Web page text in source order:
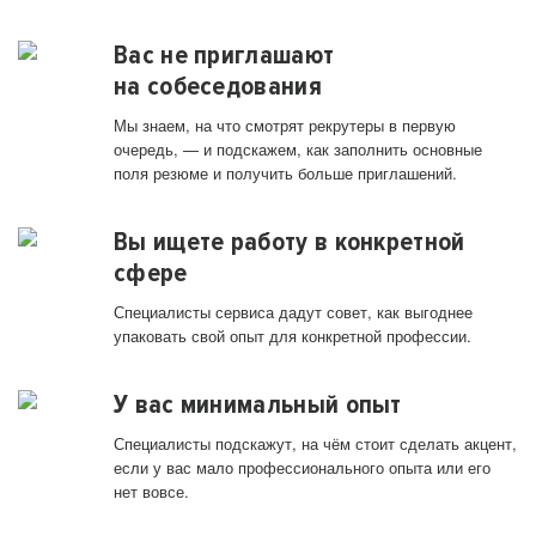
Вас не приглашают
на собеседования
Мы знаем, на что смотрят рекрутеры в первую
очередь, — и подскажем, как заполнить основные
поля резюме и получить больше приглашений.
Вы ищете работу в конкретной
сфере
Специалисты сервиса дадут совет, как выгоднее
упаковать свой опыт для конкретной профессии.
У вас минимальный опыт
Специалисты подскажут, на чём стоит сделать акцент,
если у вас мало профессионального опыта или его
нет вовсе.